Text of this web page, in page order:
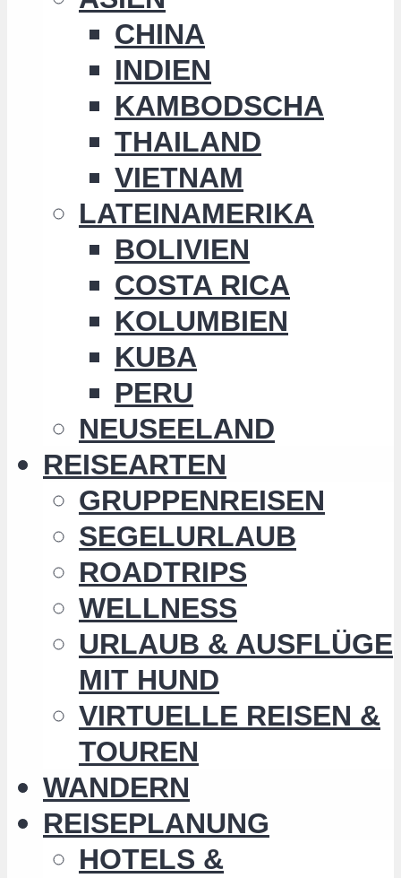
CHINA
INDIEN
KAMBODSCHA
THAILAND
VIETNAM
LATEINAMERIKA
BOLIVIEN
COSTA RICA
KOLUMBIEN
KUBA
PERU
NEUSEELAND
REISEARTEN
GRUPPENREISEN
SEGELURLAUB
ROADTRIPS
WELLNESS
URLAUB & AUSFLÜGE
MIT HUND
VIRTUELLE REISEN &
TOUREN
WANDERN
REISEPLANUNG
HOTELS &